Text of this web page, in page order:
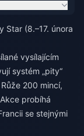
Star (8.–17. února
vysílajícím
systém „pity“
200 mincí,
probíhá
se stejnými